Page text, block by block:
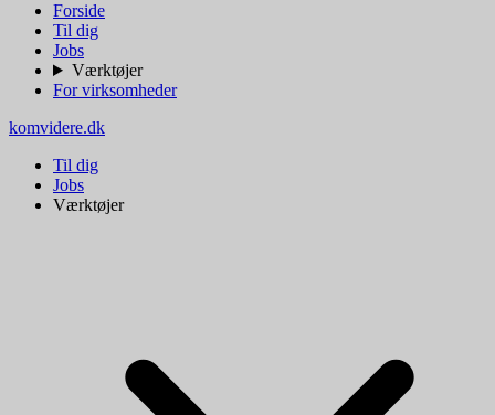
Forside
Til dig
Jobs
Værktøjer
For virksomheder
komvidere.dk
Til dig
Jobs
Værktøjer